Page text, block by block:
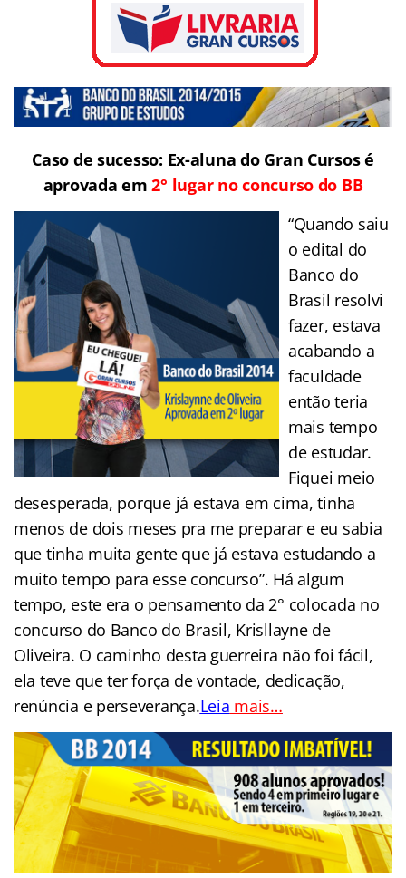
Caso de sucesso: Ex-aluna do Gran Cursos é
aprovada em2° lugar no concurso do BB
“Quando saiu
o edital do
Banco do
Brasil resolvi
fazer, estava
acabando a
faculdade
então teria
mais tempo
de estudar.
Fiquei meio
desesperada, porque já estava em cima, tinha
menos de dois meses pra me preparar e eu sabia
que tinha muita gente que já estava estudando a
muito tempo para esse concurso”. Há algum
tempo, este era o pensamento da 2° colocada no
concurso do Banco do Brasil, Krisllayne de
Oliveira. O caminho desta guerreira não foi fácil,
ela teve que ter força de vontade, dedicação,
renúncia e perseverança.Leia mais…